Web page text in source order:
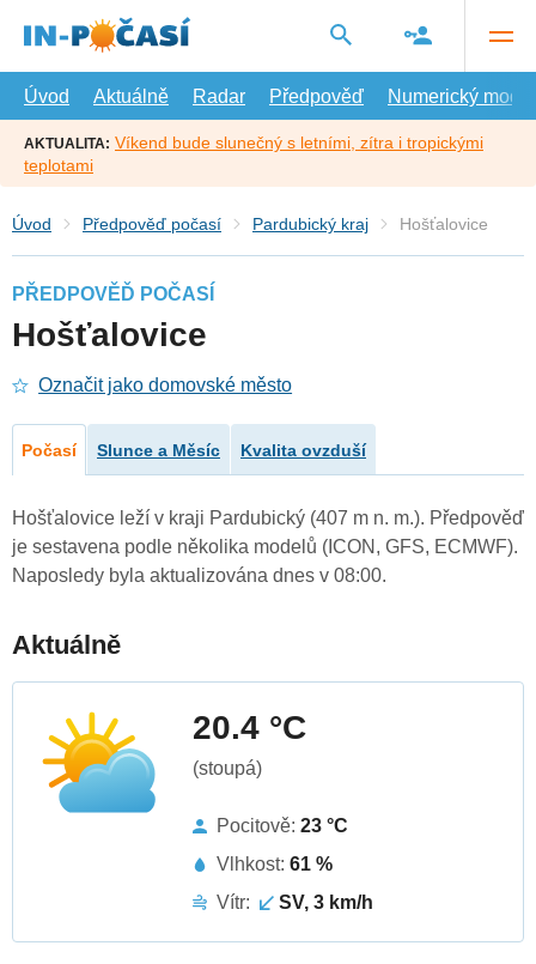
hlavní
Úvod
Aktuálně Radar Předpověď Numerický model
AKTUALITA: Víkend bude slunečný s letními, zítra i tropickými
teplotami
Úvod Předpověď počasí Pardubický kraj Hošťalovice
PŘEDPOVĚĎ POČASÍ
Hošťalovice
Označit jako domovské město
Počasí Slunce a Měsíc Kvalita ovzduší
Hošťalovice leží v kraji Pardubický (407 m n. m.). Předpověď
je sestavena podle několika modelů (ICON, GFS, ECMWF).
Naposledy byla aktualizována dnes v 08:00.
Aktuálně
20.4 °C
(stoupá)
Pocitově: 23 °C
Vlhkost: 61 %
Vítr:
SV, 3 km/h